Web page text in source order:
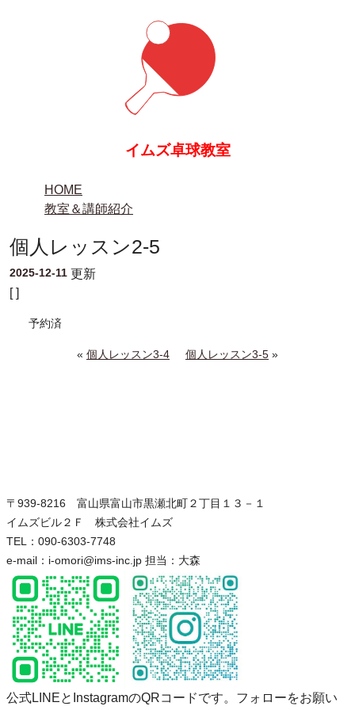
イムズ卓球教室
HOME
教室＆講師紹介
個人レッスン2-5
2025-12-11 更新
[ ]
予約済
« 個人レッスン3-4 個人レッスン3-5 »
〒939-8216 富山県富山市黒瀬北町２丁目１３－１
イムズビル２Ｆ 株式会社イムズ
TEL：090-6303-7748
e-mail：i-omori@ims-inc.jp 担当：大森
公式LINEとInstagramのQRコードです。フォローをお願い